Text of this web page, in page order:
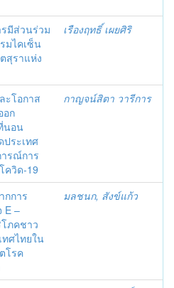
มีส่วนร่วม
มไคเซ็น
สุราแห่ง
เรืองฤทธิ์ เผยศิริ
ะโอกาส
อก
นอน
ประเทศ
รณ์การ
ควิด-19
กาญจน์สิตา วารีการ
กการ
E –
ภคชาว
ทศไทยใน
โรค
มลชนก, สังข์แก้ว